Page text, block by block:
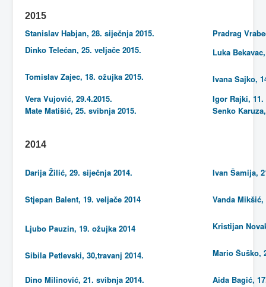
2015
Stanislav Habjan, 28. siječnja 2015.
Pradrag
Dinko Telećan, 25. veljače 2015.
Luka
Tomislav Zajec, 18. ožujka 2015.
Ivana Sajko,
Vera Vujović, 29.4.2015.
Igor Rajki,
Mate Matišić, 25. svibnja 2015.
Senko
2014
Darija Žilić, 29. siječnja 2014. Ivan Šamija,
Stjepan Balent, 19. veljače 2014 Vanda Mikšić,
Ljubo Pauzin, 19. ožujka 2014 Kristijan
Sibila Petlevski, 30,travanj 2014. Mario Šuško,
Dino Milinović, 21. svibnja 2014. Aida Bagić,